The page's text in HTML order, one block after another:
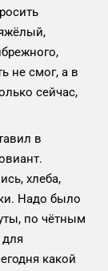
не смог, а в
сейчас,
в
хлеба,
Надо было
по чётным
какой